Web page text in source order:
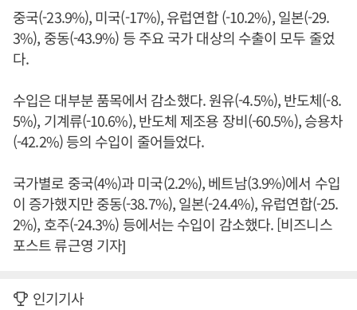
중국(-23.9%), 미국(-17%), 유럽연합 (-10.2%), 일본(-29.
3%), 중동(-43.9%) 등 주요 국가 대상의 수출이 모두 줄었
다.
수입은 대부분 품목에서 감소했다. 원유(-4.5%), 반도체(-8.
5%), 기계류(-10.6%), 반도체 제조용 장비(-60.5%), 승용차
(-42.2%) 등의 수입이 줄어들었다.
국가별로 중국(4%)과 미국(2.2%), 베트남(3.9%)에서 수입
이 증가했지만 중동(-38.7%), 일본(-24.4%), 유럽연합(-25.
2%), 호주(-24.3%) 등에서는 수입이 감소했다. [비즈니스
포스트 류근영 기자]
인기기사